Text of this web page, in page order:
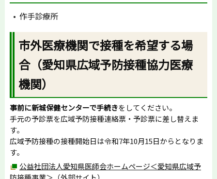
作手診療所
市外医療機関で接種を希望する場
合（愛知県広域予防接種協力医療
機関）
事前に新城保健センターで手続きをしてください。
手元の予診票を広域予防接種連絡票・予診票に差し替えま
す。
広域予防接種の接種開始日は令和7年10月15日からとなりま
す。
公益社団法人愛知県医師会ホームページ＜愛知県広域予